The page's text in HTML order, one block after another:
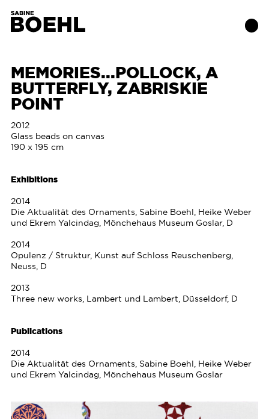
Works
About
Publications
Contact
MEMORIES...POLLOCK, A
BUTTERFLY, ZABRISKIE
POINT
2012
Glass beads on canvas
190 x 195 cm
Exhibitions
2014
Die Aktualität des Ornaments, Sabine Boehl, Heike Weber
und Ekrem Yalcindag, Mönchehaus Museum Goslar, D
2014
Opulenz / Struktur, Kunst auf Schloss Reuschenberg,
Neuss, D
2013
Three new works, Lambert und Lambert, Düsseldorf, D
Publications
2014
Die Aktualität des Ornaments, Sabine Boehl, Heike Weber
und Ekrem Yalcindag, Mönchehaus Museum Goslar